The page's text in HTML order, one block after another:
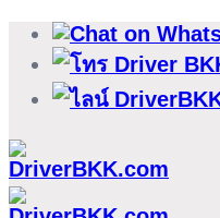
ข้าม
เนื้อหา